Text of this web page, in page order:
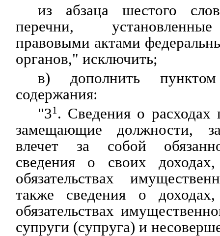
из абзаца шестого
перечни,
правовыми актами
органов," исключить;
в) дополнить
содержания:
"31 . Сведения о расходах
замещающие должности,
влечет за собой
сведения о своих
обязательствах
также сведения о
обязательствах
супруги (супруга) и